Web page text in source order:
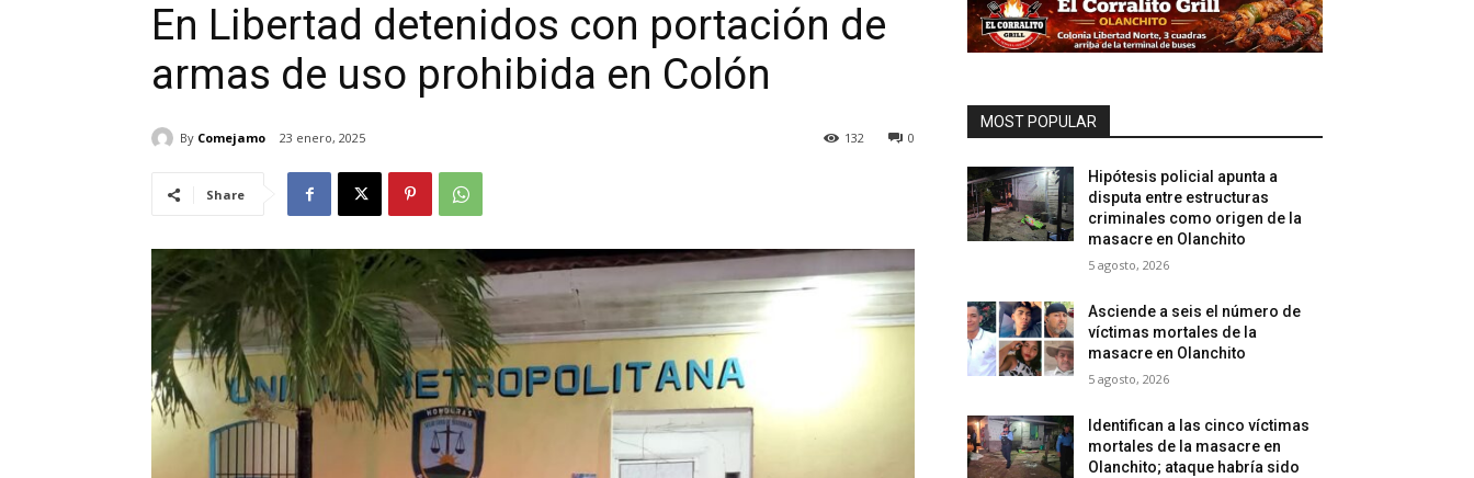
En Libertad detenidos con portación de
armas de uso prohibida en Colón
By Comejamo 23 enero, 2025 0
132
Share
MOST POPULAR
Hipótesis policial apunta a
disputa entre estructuras
criminales como origen de la
masacre en Olanchito
5 agosto, 2026
Asciende a seis el número de
víctimas mortales de la
masacre en Olanchito
5 agosto, 2026
Identifican a las cinco víctimas
mortales de la masacre en
Olanchito; ataque habría sido